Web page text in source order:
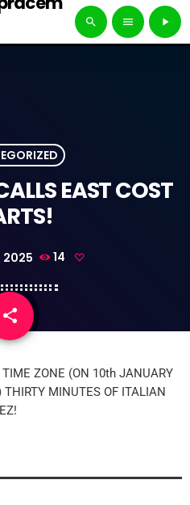
search menu play_arrow
EAST COST
2025 14
share
email
ZONE (ON 10th JANUARY
MINUTES OF ITALIAN